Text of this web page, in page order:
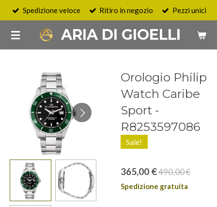
Vai
contenuto
principale
ARIA DI GIOELLI
Spedizione veloce Ritiro in negozio Pezzi unici
Orologio Philip
Watch Caribe
Sport -
R8253597086
Sale!
365,00 €490,00 €
Spedizione gratuita